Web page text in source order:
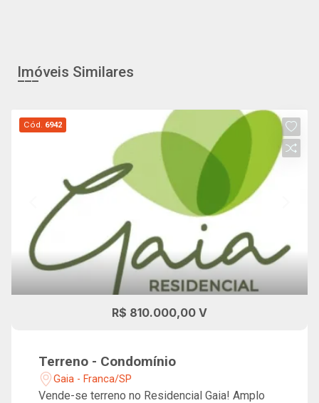
Imóveis Similares
Cód. 6942
R$ 810.000,00 V
Terreno - Condomínio
Gaia - Franca/SP
Vende-se terreno no Residencial Gaia! Amplo